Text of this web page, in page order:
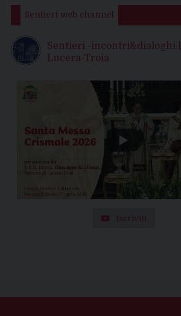
Sentieri web channel
Sentieri -incontri&dialoghi
Lucera-Troia
Iscriviti